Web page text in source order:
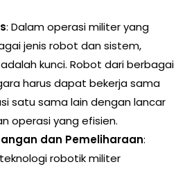
: Dalam operasi militer yang
jenis robot dan sistem,
kunci. Robot dari berbagai
harus dapat bekerja sama
satu sama lain dengan lancar
operasi yang efisien.
dan Pemeliharaan:
robotik militer